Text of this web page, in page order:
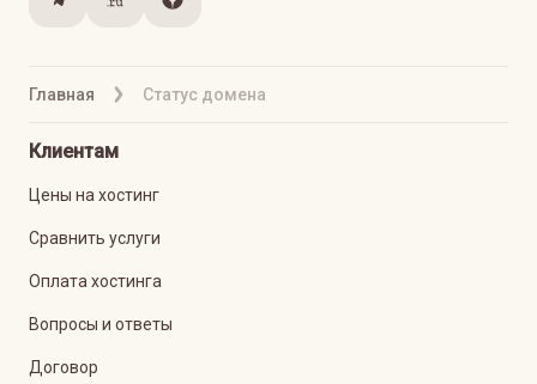
Главная Статус домена
Клиентам
Цены на хостинг
Сравнить услуги
Оплата хостинга
Вопросы и ответы
Договор